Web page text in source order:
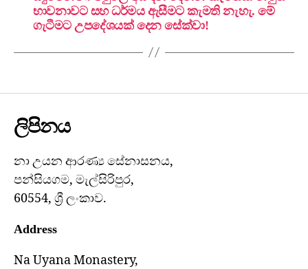
භාවනාවට සහ ධර්මය ඇසීමට කැමති නැහැ. මේ
ගැටීමට උපදේශයක් දෙන සේක්වා!
ලිපිනය
නා උයන ආරණ්‍ය සේනාසනය,
පන්සියගම, මැල්සිරිපුර,
60554, ශ්‍රී ලංකාව.
Address
Na Uyana Monastery,